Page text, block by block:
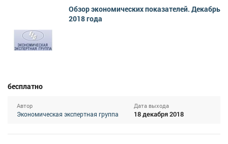
Обзор экономических показателей. Декабрь
2018 года
бесплатно
Автор
Экономическая экспертная группа
Дата выхода
18 декабря 2018